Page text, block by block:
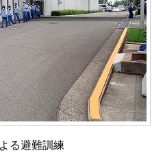
る避難訓練